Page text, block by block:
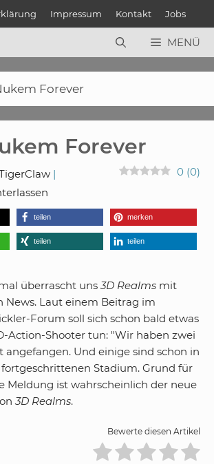
Impressum Kontakt Jobs
MENÜ
Forever
Forever
0 (0)
teilen merken
teilen teilen
überrascht uns3D Realms mit
News. Laut einem Beitrag im
Forum soll sich schon bald etwas
Action-Shooter tun: "Wir haben zwei
angefangen. Und einige sind schon in
Stadium. Grund für
Meldung ist wahrscheinlich der neue
3D Realms.
Bewerte diesen Artikel